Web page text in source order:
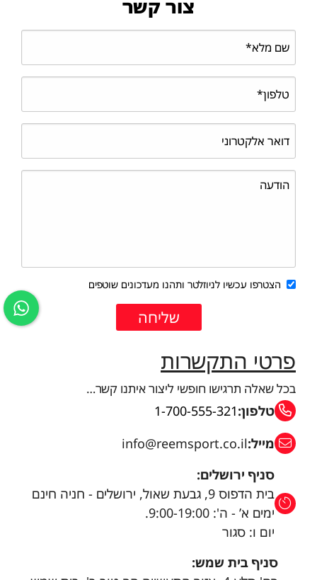
צור קשר
הצטרפו עכשיו לניוזלטר ותהנו מעדכונים שוטפים
פרטי התקשרות
בכל שאלה תרגישו חופשי ליצור איתנו קשר…
טלפון:1-700-555-321
מייל:info@reemsport.co.il
סניף ירושלים:
בית הדפוס 9, גבעת שאול, ירושלים - חניה חינם
ימים א’ - ה': 9:00-19:00.
יום ו: סגור
סניף בית שמש: